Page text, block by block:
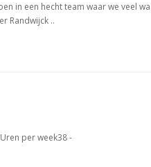
in een hecht team waar we veel
Randwijck ..
per week38 -